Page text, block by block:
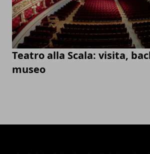
Teatro alla Scala: visita,
museo